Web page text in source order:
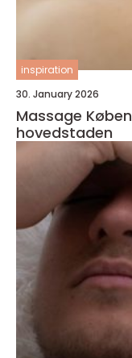
inspiration
30. January 2026
Massage
hovedstaden